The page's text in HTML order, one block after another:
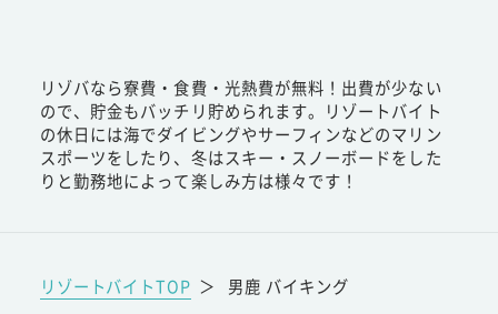
リゾバなら寮費・食費・光熱費が無料！出費が少ない
ので、貯金もバッチリ貯められます。リゾートバイト
の休日には海でダイビングやサーフィンなどのマリン
スポーツをしたり、冬はスキー・スノーボードをした
りと勤務地によって楽しみ方は様々です！
リゾートバイトTOP ＞ 男鹿 バイキング